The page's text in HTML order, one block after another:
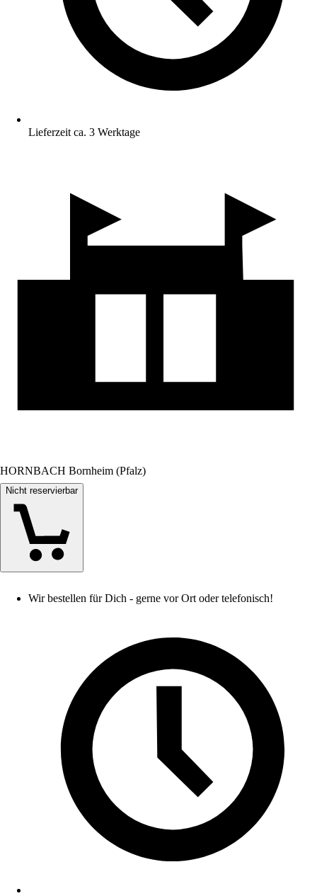
Lieferzeit ca. 3 Werktage
HORNBACH Bornheim (Pfalz)
Nicht reservierbar
Wir bestellen für Dich - gerne vor Ort oder telefonisch!